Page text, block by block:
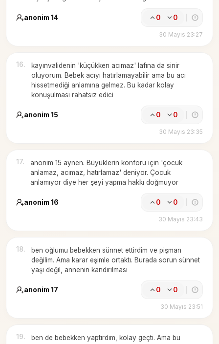
anonim 14 0 0
30 Mayıs 23:27
16.
kayınvalidenin 'küçükken acımaz' lafına da sinir
oluyorum. Bebek acıyı hatırlamayabilir ama bu acı
hissetmediği anlamına gelmez. Bu kadar kolay
konuşulması rahatsız edici
anonim 15 0 0
30 Mayıs 23:35
17.
anonim 15 aynen. Büyüklerin konforu için 'çocuk
anlamaz, acımaz, hatırlamaz' deniyor. Çocuk
anlamıyor diye her şeyi yapma hakkı doğmuyor
anonim 16 0 0
30 Mayıs 23:43
18.
ben oğlumu bebekken sünnet ettirdim ve pişman
değilim. Ama karar eşimle ortaktı. Burada sorun sünnet
yaşı değil, annenin kandırılması
anonim 17 0 0
30 Mayıs 23:51
19.
ben de bebekken yaptırdım, kolay geçti. Ama bu